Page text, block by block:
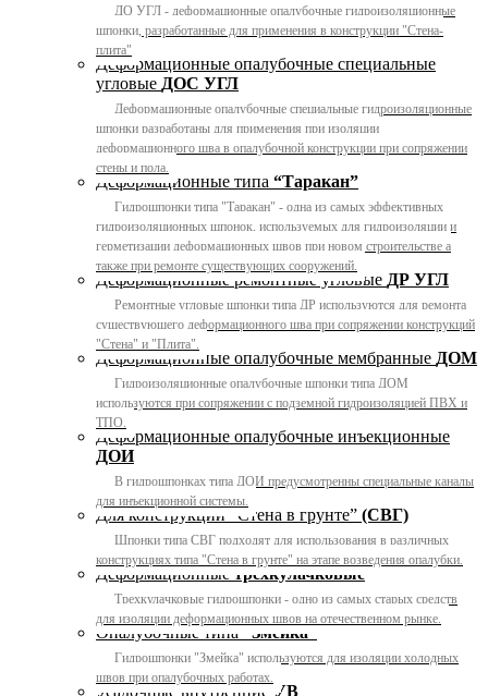
ДО УГЛ - деформационные опалубочные гидроизоляционные
шпонки, разработанные для применения в конструкции "Стена-
плита"
Деформационные опалубочные специальные
угловые ДОС УГЛ
Деформационные опалубочные специальные гидроизоляционные
шпонки разработаны для применения при изоляции
деформационного шва в опалубочной конструкции при сопряжении
стены и пола.
Деформационные типа “Таракан”
Гидрошпонки типа "Таракан" - одна из самых эффективных
гидроизоляционных шпонок, используемых для гидроизоляции и
герметизации деформационных швов при новом строительстве а
также при ремонте существующих сооружений.
Деформационные ремонтные угловые ДР УГЛ
Ремонтные угловые шпонки типа ДР используются для ремонта
существующего деформационного шва при сопряжении конструкций
"Стена" и "Плита".
Деформационные опалубочные мембранные ДОМ
Гидроизоляционные опалубочные шпонки типа ДОМ
используются при сопряжении с подземной гидроизоляцией ПВХ и
ТПО.
Деформационные опалубочные инъекционные
ДОИ
В гидрошпонках типа ДОИ предусмотренны специальные каналы
для инъекционной системы.
Для конструкций “Стена в грунте” (СВГ)
Шпонки типа СВГ подходят для использования в различных
конструкциях типа "Стена в грунте" на этапе возведения опалубки.
Деформационные трехкулачковые
Трехкулачковые гидрошпонки - одно из самых старых средств
для изоляции деформационных швов на отечественном рынке.
Опалубочные типа “Змейка”
Гидрошпонки "Змейка" используются для изоляции холодных
швов при опалубочных работах.
Усадочные внутренние УВ